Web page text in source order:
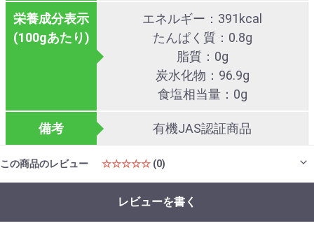
栄養成分表示
(100gあたり)
エネルギー：391kcal
たんぱく質：0.8g
脂質：0g
炭水化物：96.9g
食塩相当量：0g
備考 有機JAS認証商品
この商品のレビュー ☆☆☆☆☆ (0)
レビューを書く